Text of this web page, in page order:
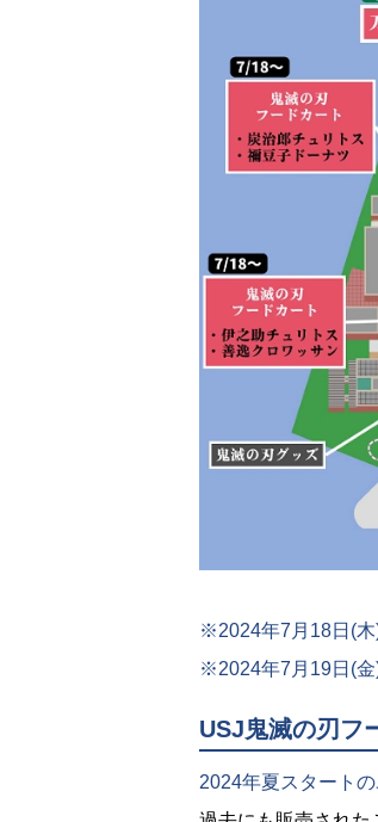
※2024年7月18日(木
※2024年7月19日(金
USJ鬼滅の刃フ
2024年夏スタート